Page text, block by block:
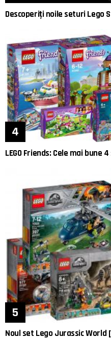
Descoperiți noile seturi Lego
LEGO Friends: Cele mai
Noul set Lego Jurassic World